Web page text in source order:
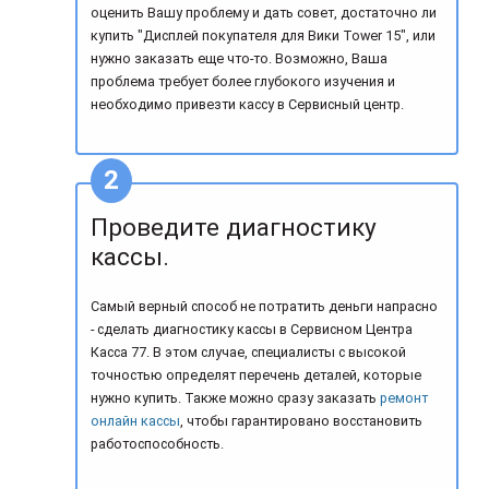
оценить Вашу проблему и дать совет, достаточно ли
купить "Дисплей покупателя для Вики Tower 15", или
нужно заказать еще что-то. Возможно, Ваша
проблема требует более глубокого изучения и
необходимо привезти кассу в Сервисный центр.
Проведите диагностику
кассы.
Самый верный способ не потратить деньги напрасно
- сделать диагностику кассы в Сервисном Центра
Касса 77. В этом случае, специалисты с высокой
точностью определят перечень деталей, которые
нужно купить. Также можно сразу заказатьремонт
онлайн кассы, чтобы гарантировано восстановить
работоспособность.